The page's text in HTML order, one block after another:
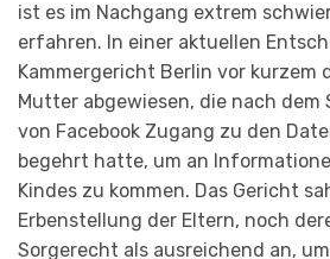
ist es im Nachgang extrem
erfahren. In einer aktuellen
Kammergericht Berlin vor kurzem
Mutter abgewiesen, die nach dem
von Facebook Zugang zu den
begehrt hatte, um an
Kindes zu kommen. Das Gericht
Erbenstellung der Eltern, noch
Sorgerecht als ausreichend an,